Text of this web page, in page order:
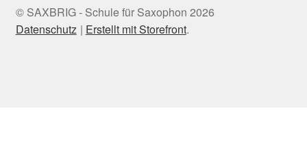
© SAXBRIG - Schule für Saxophon 2026
Datenschutz
Erstellt mit Storefront.